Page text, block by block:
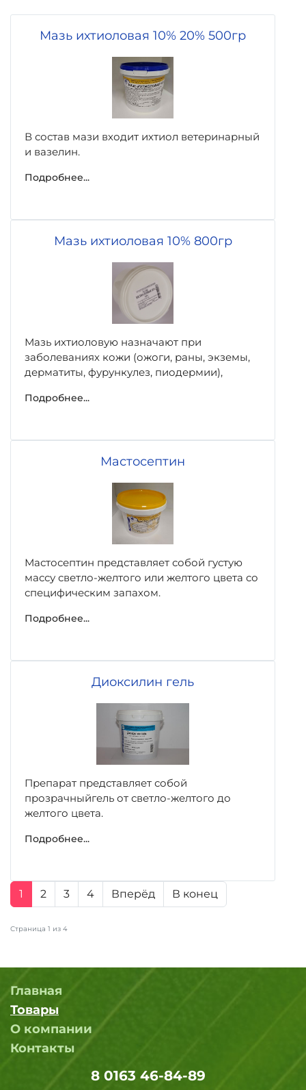
Мазь ихтиоловая 10% 20% 500гр
В состав мази входит ихтиол ветеринарный
и вазелин.
Подробнее...
Мазь ихтиоловая 10% 800гр
Мазь ихтиоловую назначают при
заболеваниях кожи (ожоги, раны, экземы,
дерматиты, фурункулез, пиодермии),
Подробнее...
Мастосептин
Мастосептин представляет собой густую
массу светло-желтого или желтого цвета со
специфическим запахом.
Подробнее...
Диоксилин гель
Препарат представляет собой
прозрачныйгель от светло-желтого до
желтого цвета.
Подробнее...
1 2 3 4 Вперёд В конец
Страница 1 из 4
Главная
Товары
О компании
Контакты
8 0163 46-84-89